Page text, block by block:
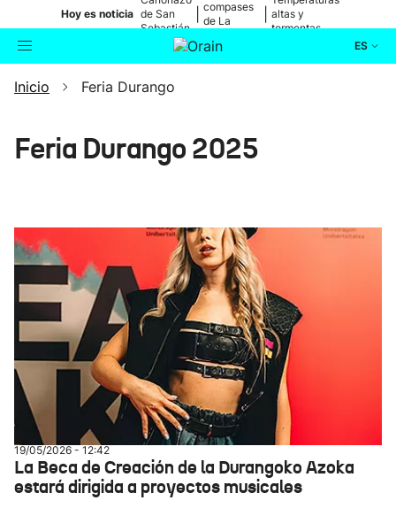
Hoy es noticia de San
Sebastián
compases
de La
altas y
tormentas
ES
Buscador Actualidad
Política
Ikusmiran
Eguraldia
Inicio Feria Durango
Feria Durango 2025
19/05/2026 - 12:42
La Beca de Creación de la Durangoko Azoka
estará dirigida a proyectos musicales